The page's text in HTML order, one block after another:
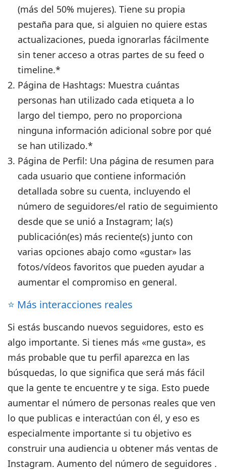
(más del 50% mujeres). Tiene su propia
pestaña para que, si alguien no quiere estas
actualizaciones, pueda ignorarlas fácilmente
sin tener acceso a otras partes de su feed o
timeline.*
Página de Hashtags: Muestra cuántas
personas han utilizado cada etiqueta a lo
largo del tiempo, pero no proporciona
ninguna información adicional sobre por qué
se han utilizado.*
Página de Perfil: Una página de resumen para
cada usuario que contiene información
detallada sobre su cuenta, incluyendo el
número de seguidores/el ratio de seguimiento
desde que se unió a Instagram; la(s)
publicación(es) más reciente(s) junto con
varias opciones abajo como «gustar» las
fotos/vídeos favoritos que pueden ayudar a
aumentar el compromiso en general.
⭐️ Más interacciones reales
Si estás buscando nuevos seguidores, esto es
algo importante. Si tienes más «me gusta», es
más probable que tu perfil aparezca en las
búsquedas, lo que significa que será más fácil
que la gente te encuentre y te siga. Esto puede
aumentar el número de personas reales que ven
lo que publicas e interactúan con él, y eso es
especialmente importante si tu objetivo es
construir una audiencia u obtener más ventas de
Instagram. Aumento del número de seguidores .